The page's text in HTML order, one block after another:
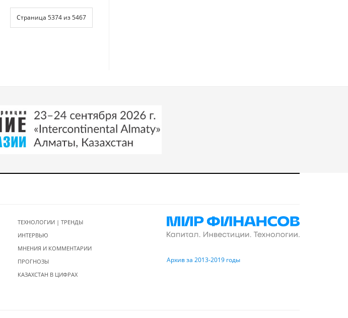
Страница 5374 из 5467
ТЕХНОЛОГИИ | ТРЕНДЫ
ИНТЕРВЬЮ
МНЕНИЯ И КОММЕНТАРИИ
ПРОГНОЗЫ
КАЗАХСТАН В ЦИФРАХ
Архив за 2013-2019 годы